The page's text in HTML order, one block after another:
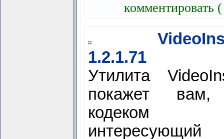
комментировать
1.2.1.71
Утилита
покажет вам,
кодеком